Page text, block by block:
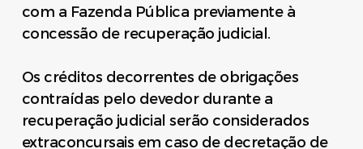
com a Fazenda Pública previamente à
concessão de recuperação judicial.
Os créditos decorrentes de obrigações
contraídas pelo devedor durante a
recuperação judicial serão considerados
extraconcursais em caso de decretação de